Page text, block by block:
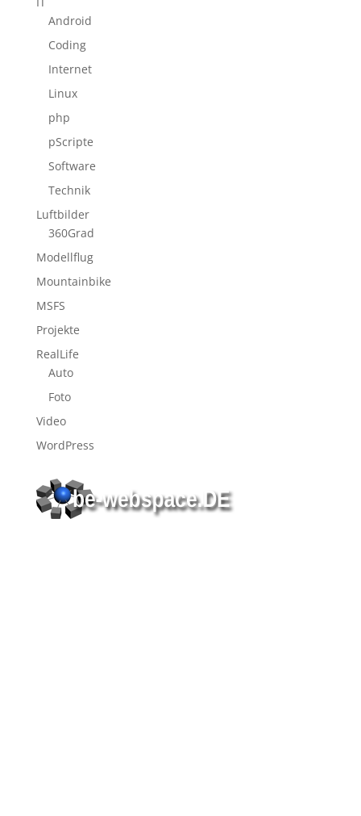
Android
Coding
Internet
Linux
php
pScripte
Software
Technik
Luftbilder
360Grad
Modellflug
Mountainbike
MSFS
Projekte
RealLife
Auto
Foto
Video
WordPress